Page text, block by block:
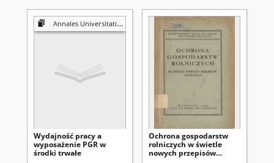
Annales Universitatis Mariae Curie-Skłodowska. Sectio H, Oeconomia
Wydajność pracy a
wyposażenie PGR w
środki trwałe
Ochrona gospodarstw
rolniczych w świetle
nowych przepisów